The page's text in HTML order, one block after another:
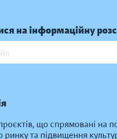
на інформаційну
що спрямовані на
та підвищення